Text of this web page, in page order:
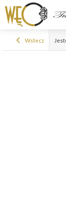
Wstecz